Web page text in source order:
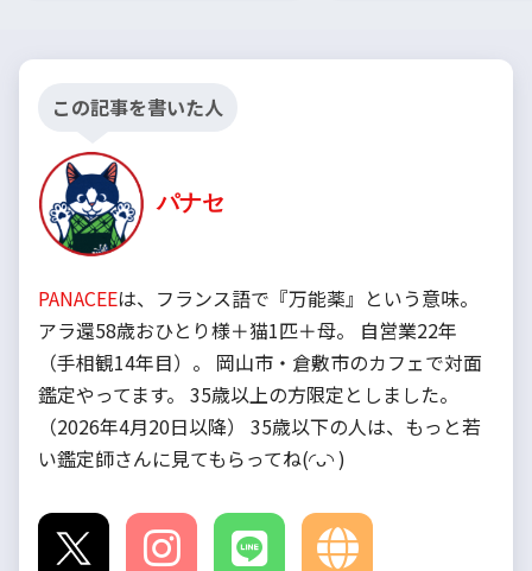
この記事を書いた人
パナセ
PANACEEは、フランス語で『万能薬』という意味。
アラ還58歳おひとり様＋猫1匹＋母。 自営業22年
（手相観14年目）。 岡山市・倉敷市のカフェで対面
鑑定やってます。 35歳以上の方限定としました。
（2026年4月20日以降） 35歳以下の人は、もっと若
い鑑定師さんに見てもらってね(◜ᴗ◝ )